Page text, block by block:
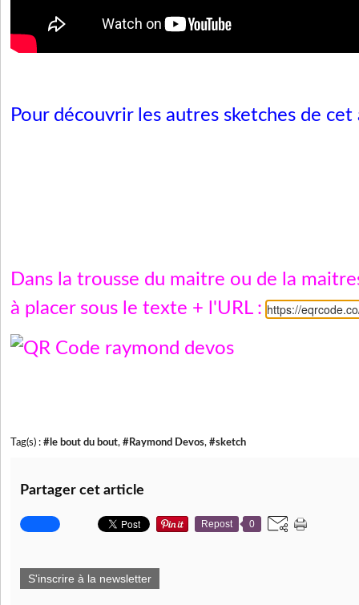
Pour découvrir les autres sketches de
Dans la trousse du maitre ou de la
à placer sous le texte + l'URL :https://
Tag(s) : #le bout du bout, #Raymond Devos, #sketch
Partager cet article
Repost 0
S'inscrire à la newsletter